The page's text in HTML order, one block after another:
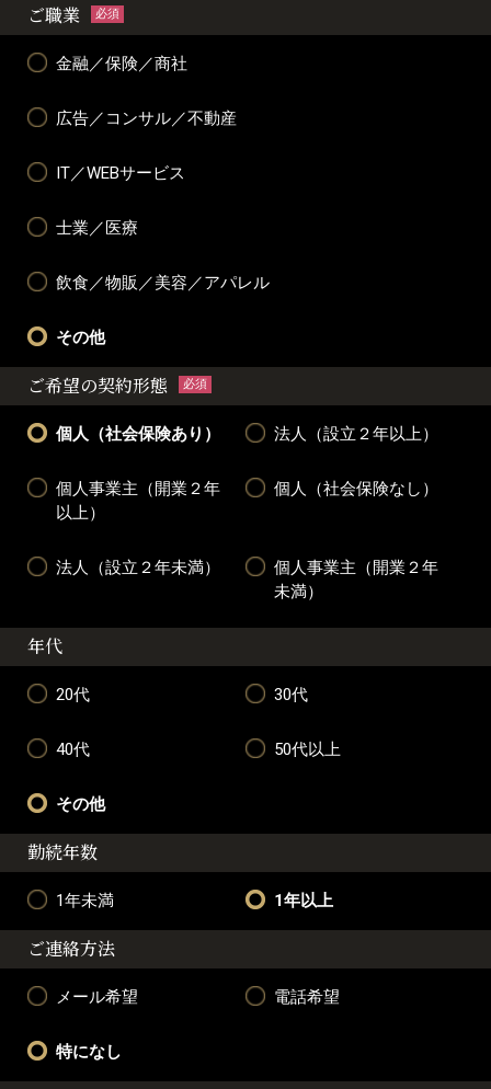
ご職業 必須
金融／保険／商社
広告／コンサル／不動産
IT／WEBサービス
士業／医療
飲食／物販／美容／アパレル
その他
ご希望の契約形態 必須
個人（社会保険あり） 法人（設立２年以上）
個人事業主（開業２年
以上）
個人（社会保険なし）
法人（設立２年未満）
個人事業主（開業２年
未満）
年代
20代 30代
40代 50代以上
その他
勤続年数
1年未満 1年以上
ご連絡方法
メール希望 電話希望
特になし